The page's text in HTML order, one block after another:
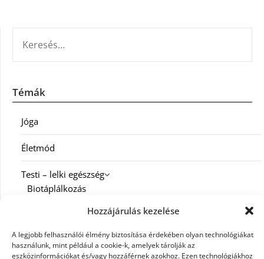
Hozzájárulás kezelése
A legjobb felhasználói élmény biztosítása érdekében olyan technológiákat
használunk, mint például a cookie-k, amelyek tárolják az
eszközinformációkat és/vagy hozzáférnek azokhoz. Ezen technológiákhoz
Témák
Jóga
Életmód
Testi – lelki egészség
Biotáplálkozás
Diéta